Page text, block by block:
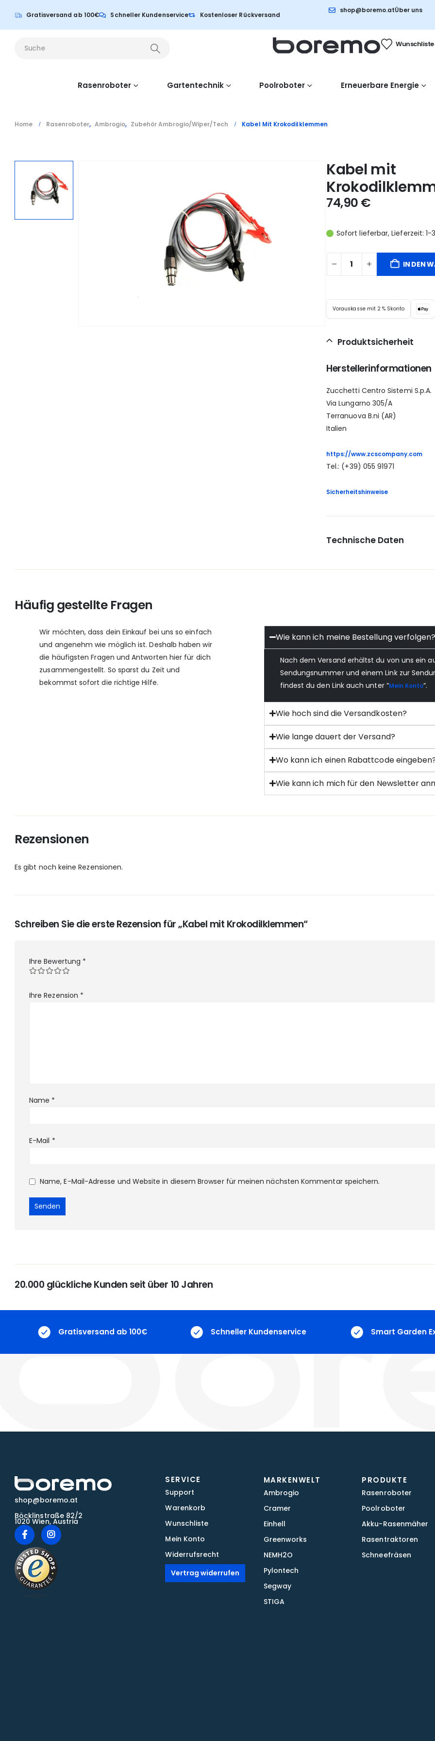
Gratisversand ab 100€ Schneller Kundenservice Kostenloser Rückversand
shop@boremo.atÜber uns
Wunschliste
Rasenroboter Gartentechnik Poolroboter Erneuerbare Energie
Home Rasenroboter, Ambrogio, Zubehör Ambrogio/Wiper/Tech Kabel Mit Krokodilklemmen
Kabel mit
74,90 €
Sofort lieferbar, Lieferzeit: 1-
IN DEN
Vorauskasse mit 2 % Skonto
Produktsicherheit
Herstellerinformationen
Zucchetti Centro Sistemi S.p.A.
Via Lungarno 305/A
Terranuova B.ni (AR)
Italien
https://www.zcscompany.com
Tel.: (+39) 055 91971
Sicherheitshinweise
Technische Daten
Häufig gestellte Fragen
Wir möchten, dass dein Einkauf bei uns so einfach
und angenehm wie möglich ist. Deshalb haben wir
die häufigsten Fragen und Antworten hier für dich
zusammengestellt. So sparst du Zeit und
bekommst sofort die richtige Hilfe.
Wie kann ich meine Bestellung
Nach dem Versand erhältst du von uns ein
Sendungsnummer und einem Link zur
findest du den Link auch unter “Mein Konto“.
Wie hoch sind die Versandkosten?
Wie lange dauert der Versand?
Wo kann ich einen Rabattcode
Wie kann ich mich für den Newsletter
Rezensionen
Es gibt noch keine Rezensionen.
Schreiben Sie die erste Rezension für „Kabel mit Krokodilklemmen“
Ihre Bewertung *
Ihre Rezension *
Name *
E-Mail *
Name, E-Mail-Adresse und Website in diesem Browser für meinen nächsten Kommentar speichern.
20.000 glückliche Kunden seit über 10 Jahren
Gratisversand ab 100€ Schneller Kundenservice Smart Garden
shop@boremo.at
Böcklinstraße 82/2
1020 Wien, Austria
SERVICE
Support
Warenkorb
Wunschliste
Mein Konto
Widerrufsrecht
Vertrag widerrufen
MARKENWELT
Ambrogio
Cramer
Einhell
Greenworks
NEMH2O
Pylontech
Segway
STIGA
PRODUKTE
Rasenroboter
Poolroboter
Akku-Rasenmäher
Rasentraktoren
Schneefräsen